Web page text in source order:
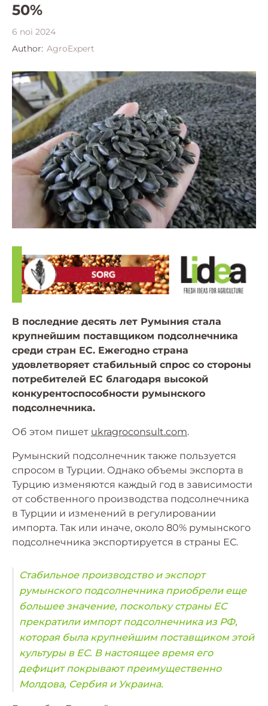
50%
6 noi 2024
Author: AgroExpert
В последние десять лет Румыния стала
крупнейшим поставщиком подсолнечника
среди стран ЕС. Ежегодно страна
удовлетворяет стабильный спрос со стороны
потребителей ЕС благодаря высокой
конкурентоспособности румынского
подсолнечника.
Об этом пишет ukragroconsult.com.
Румынский подсолнечник также пользуется
спросом в Турции. Однако объемы экспорта в
Турцию изменяются каждый год в зависимости
от собственного производства подсолнечника
в Турции и изменений в регулировании
импорта. Так или иначе, около 80% румынского
подсолнечника экспортируется в страны ЕС.
Стабильное производство и экспорт
румынского подсолнечника приобрели еще
большее значение, поскольку страны ЕС
прекратили импорт подсолнечника из РФ,
которая была крупнейшим поставщиком этой
культуры в ЕС. В настоящее время его
дефицит покрывают преимущественно
Молдова, Сербия и Украина.